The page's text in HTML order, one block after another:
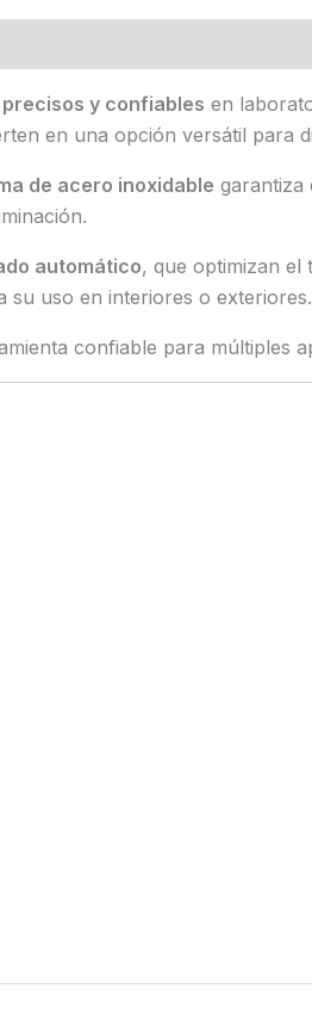
y confiables en
en una opción versátil para
de acero inoxidable garantiza
automático, que optimizan el
su uso en interiores o exteriores.
confiable para múltiples